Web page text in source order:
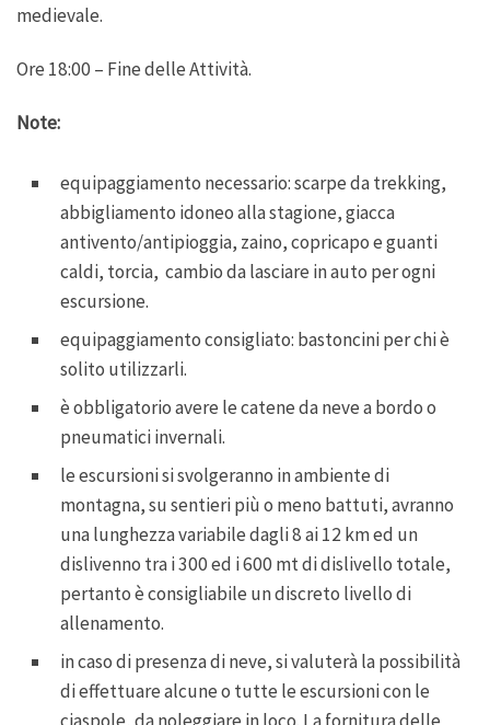
medievale.
Ore 18:00 – Fine delle Attività.
Note:
equipaggiamento necessario: scarpe da trekking,
abbigliamento idoneo alla stagione, giacca
antivento/antipioggia, zaino, copricapo e guanti
caldi, torcia, cambio da lasciare in auto per ogni
escursione.
equipaggiamento consigliato: bastoncini per chi è
solito utilizzarli.
è obbligatorio avere le catene da neve a bordo o
pneumatici invernali.
le escursioni si svolgeranno in ambiente di
montagna, su sentieri più o meno battuti, avranno
una lunghezza variabile dagli 8 ai 12 km ed un
dislivenno tra i 300 ed i 600 mt di dislivello totale,
pertanto è consigliabile un discreto livello di
allenamento.
in caso di presenza di neve, si valuterà la possibilità
di effettuare alcune o tutte le escursioni con le
ciaspole, da noleggiare in loco. La fornitura delle